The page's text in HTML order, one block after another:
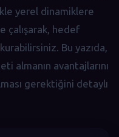
yerel dinamiklere
çalışarak, hedef
Bu yazıda,
almanın avantajlarını
gerektiğini detaylı